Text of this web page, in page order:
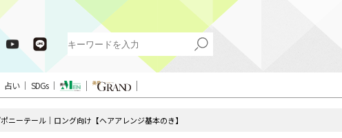
占い SDGs
ニーテール｜ロング向け【ヘアアレンジ基本のき】